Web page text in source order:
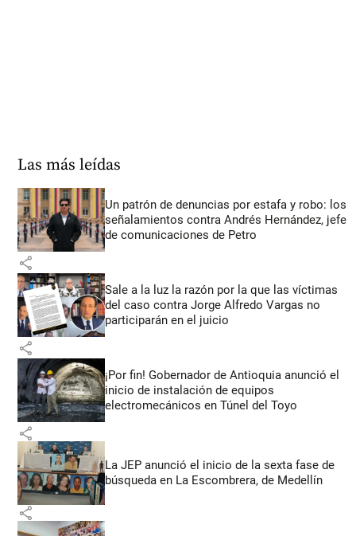
Las más leídas
Un patrón de denuncias por estafa y robo: los
señalamientos contra Andrés Hernández, jefe
de comunicaciones de Petro
share
Sale a la luz la razón por la que las víctimas
del caso contra Jorge Alfredo Vargas no
participarán en el juicio
share
¡Por fin! Gobernador de Antioquia anunció el
inicio de instalación de equipos
electromecánicos en Túnel del Toyo
share
La JEP anunció el inicio de la sexta fase de
búsqueda en La Escombrera, de Medellín
share